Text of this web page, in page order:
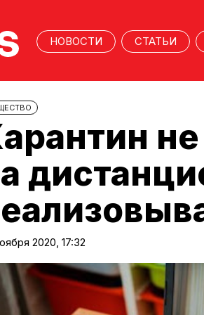
НОВОСТИ СТАТЬИ
2020, 17:32